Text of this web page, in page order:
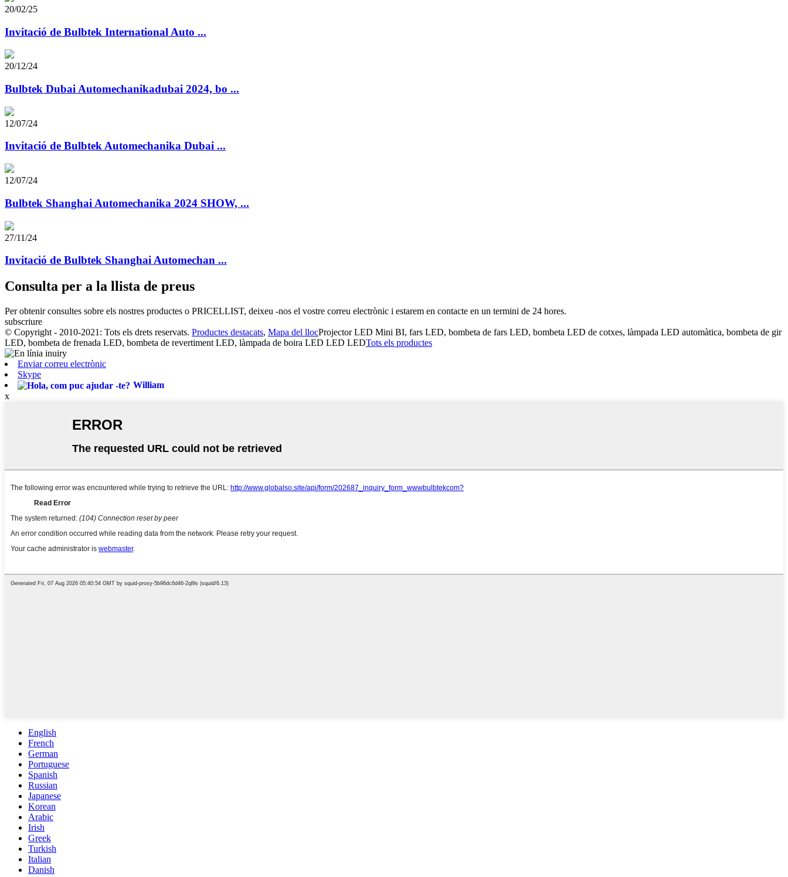
20/02/25
Invitació de Bulbtek International Auto ...
20/12/24
Bulbtek Dubai Automechanikadubai 2024, bo ...
12/07/24
Invitació de Bulbtek Automechanika Dubai ...
12/07/24
Bulbtek Shanghai Automechanika 2024 SHOW, ...
27/11/24
Invitació de Bulbtek Shanghai Automechan ...
Consulta per a la llista de preus
Per obtenir consultes sobre els nostres productes o PRICELLIST, deixeu -nos el vostre correu electrònic i estarem en contacte en un termini de 24 hores.
subscriure
© Copyright - 2010-2021: Tots els drets reservats. Productes destacats, Mapa del llocProjector LED Mini BI, fars LED, bombeta de fars LED, bombeta LED de cotxes, làmpada LED automàtica, bombeta de gir
LED, bombeta de frenada LED, bombeta de revertiment LED, làmpada de boira LED LED LEDTots els productes
Enviar correu electrònic
Skype
William
x
English
French
German
Portuguese
Spanish
Russian
Japanese
Korean
Arabic
Irish
Greek
Turkish
Italian
Danish